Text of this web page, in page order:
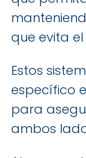
que evita
Estos
específico
para
ambos